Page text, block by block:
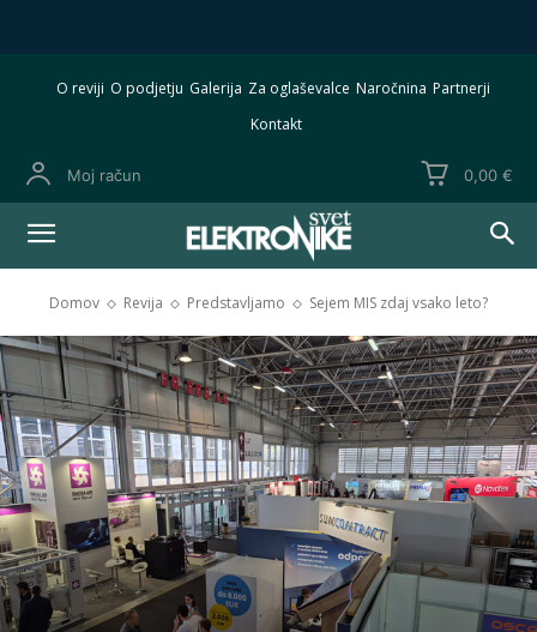
O reviji O podjetju Galerija Za oglaševalce Naročnina Partnerji
Kontakt
Moj račun 0,00 €
Domov Revija Predstavljamo Sejem MIS zdaj vsako leto?